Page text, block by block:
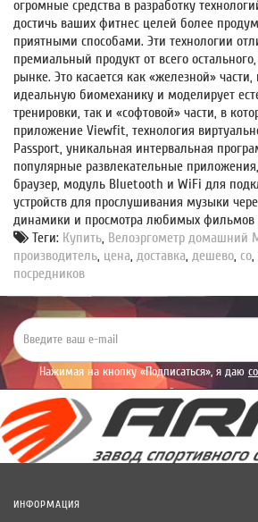
огромные средства в разработку
достичь ваших фитнес целей более
приятными способами. Эти технологии
премиальный продукт от всего
рынке. Это касается как «железной» части,
идеальную биомеханику и моделирует
тренировки, так и «софтовой» части, в
приложение Viewfit, технология
Passport, уникальная интервальная
популярные развлекательные
браузер, модуль Bluetooth и WiFi для
устройств для прослушивания музыки
динамики и просмотра любимых фильмов
Теги: Купить, Велоэргометр домашний
производитель, цена, доставка, дешево, со,
посредников
Нажимая на кнопку «Подписаться», я даю
уведомлений рекламного
ИНФОРМАЦИЯ